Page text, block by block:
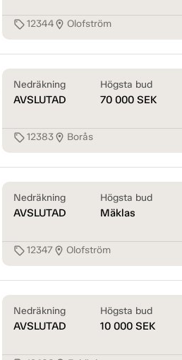
sell12344location_on Olofström
Nedräkning
AVSLUTAD
Högsta bud
70 000 SEK
sell12383location_on Borås
Nedräkning
AVSLUTAD
Högsta bud
Mäklas
sell12347location_on Olofström
Nedräkning
AVSLUTAD
Högsta bud
10 000 SEK